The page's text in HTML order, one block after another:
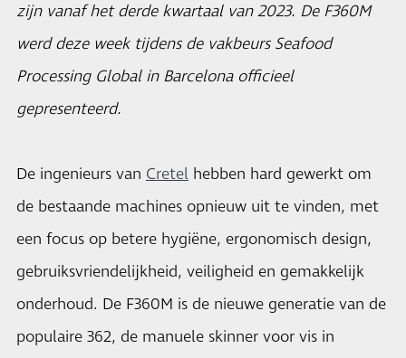
zijn vanaf het derde kwartaal van 2023. De F360M
werd deze week tijdens de vakbeurs Seafood
Processing Global in Barcelona officieel
gepresenteerd.
De ingenieurs van Cretel hebben hard gewerkt om
de bestaande machines opnieuw uit te vinden, met
een focus op betere hygiëne, ergonomisch design,
gebruiksvriendelijkheid, veiligheid en gemakkelijk
onderhoud. De F360M is de nieuwe generatie van de
populaire 362, de manuele skinner voor vis in